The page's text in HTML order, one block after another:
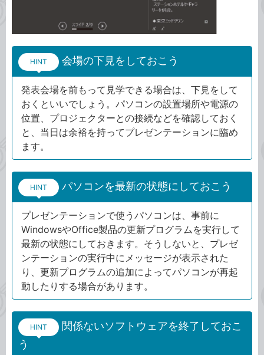
HINT 会場の下見をしておこう
発表会場を前もって見学できる場合は、下見をして
おくといいでしょう。パソコンの設置場所や電源の
位置、プロジェクターとの接続などを確認しておく
と、当日は余裕を持ってプレゼンテーションに臨め
ます。
HINT パソコンを最新の状態にしておこう
プレゼンテーションで使うパソコンは、事前に
WindowsやOffice製品の更新プログラムを実行して
最新の状態にしておきます。そうしないと、プレゼ
ンテーションの実行中にメッセージが表示された
り、更新プログラムの追加によってパソコンが再起
動したりする場合があります。
HINT
関係ないソフトウェアを終了しておこ
う